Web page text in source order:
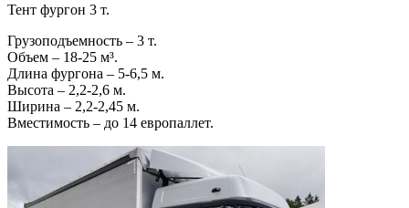
Тент фургон 3 т.
Грузоподъемность – 3 т.
Объем – 18-25 м³.
Длина фургона – 5-6,5 м.
Высота – 2,2-2,6 м.
Ширина – 2,2-2,45 м.
Вместимость – до 14 европаллет.